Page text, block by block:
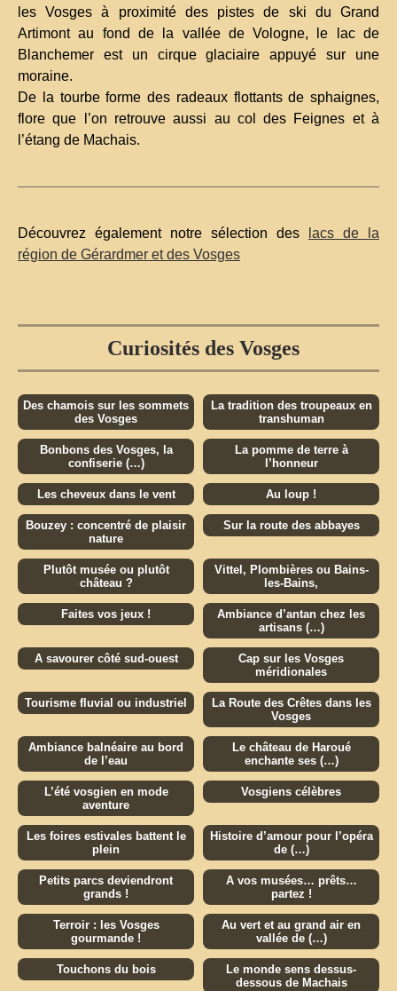
les Vosges à proximité des pistes de ski du Grand
Artimont au fond de la vallée de Vologne, le lac de
Blanchemer est un cirque glaciaire appuyé sur une
moraine.
De la tourbe forme des radeaux flottants de sphaignes,
flore que l’on retrouve aussi au col des Feignes et à
l’étang de Machais.
Découvrez également notre sélection des
lacs de la
région de Gérardmer et des Vosges
Curiosités des Vosges
Des chamois sur les sommets
des Vosges
La tradition des troupeaux en
transhuman
Bonbons des Vosges, la
confiserie (…)
La pomme de terre à
l’honneur
Les cheveux dans le vent Au loup !
Bouzey : concentré de plaisir
nature
Sur la route des abbayes
Plutôt musée ou plutôt
château ?
Vittel, Plombières ou Bains-
les-Bains,
Faites vos jeux !
Ambiance d’antan chez les
artisans (…)
A savourer côté sud-ouest
Cap sur les Vosges
méridionales
Tourisme fluvial ou industriel
La Route des Crêtes dans les
Vosges
Ambiance balnéaire au bord
de l’eau
Le château de Haroué
enchante ses (…)
L’été vosgien en mode
aventure
Vosgiens célèbres
Les foires estivales battent le
plein
Histoire d’amour pour l’opéra
de (…)
Petits parcs deviendront
grands !
A vos musées… prêts…
partez !
Terroir : les Vosges
gourmande !
Au vert et au grand air en
vallée de (…)
Touchons du bois
Le monde sens dessus-
dessous de Machais